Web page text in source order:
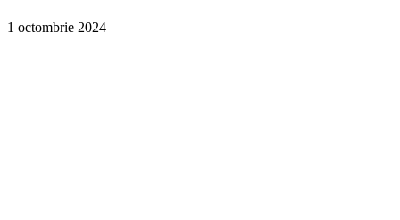
1 octombrie 2024